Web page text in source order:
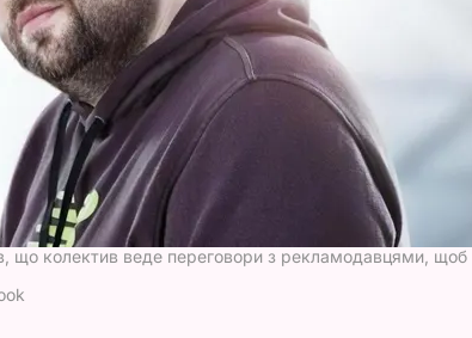
що колектив веде переговори з рекламодавцями, щоб